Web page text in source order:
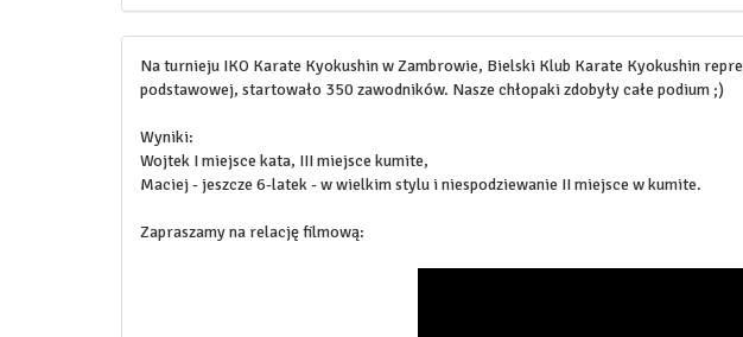
Na turnieju IKO Karate Kyokushin w Zambrowie, Bielski Klub Karate Kyokushin
podstawowej, startowało 350 zawodników. Nasze chłopaki zdobyły całe podium ;)
Wyniki:
Wojtek I miejsce kata, III miejsce kumite,
Maciej - jeszcze 6-latek - w wielkim stylu i niespodziewanie II miejsce w kumite.
Zapraszamy na relację filmową: